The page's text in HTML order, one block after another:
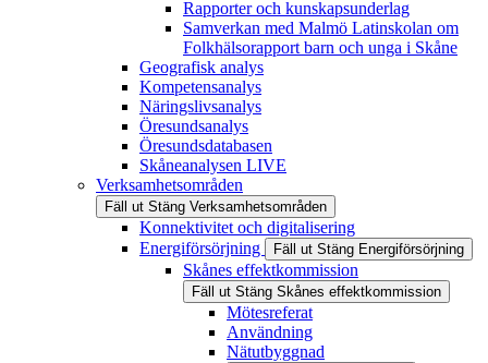
Rapporter och kunskapsunderlag
Samverkan med Malmö Latinskolan om
Folkhälsorapport barn och unga i Skåne
Geografisk analys
Kompetensanalys
Näringslivsanalys
Öresundsanalys
Öresundsdatabasen
Skåneanalysen LIVE
Verksamhetsområden
Fäll ut Stäng Verksamhetsområden
Konnektivitet och digitalisering
Energiförsörjning
Fäll ut Stäng Energiförsörjning
Skånes effektkommission
Fäll ut Stäng Skånes effektkommission
Mötesreferat
Användning
Nätutbyggnad